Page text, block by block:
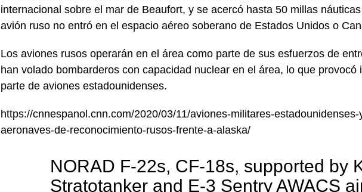
internacional sobre el mar de Beaufort, y se acercó hasta 50 millas
avión ruso no entró en el espacio aéreo soberano de Estados Unidos o
Los aviones rusos operarán en el área como parte de sus esfuerzos de
han volado bombarderos con capacidad nuclear en el área, lo que
parte de aviones estadounidenses.
https://cnnespanol.cnn.com/2020/03/11/aviones-militares-
aeronaves-de-reconocimiento-rusos-frente-a-alaska/
NORAD F-22s, CF-18s, supported by
Stratotanker and E-3 Sentry AWACS